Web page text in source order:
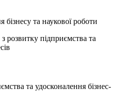
бізнесу та наукової роботи
та удосконалення бізнес-